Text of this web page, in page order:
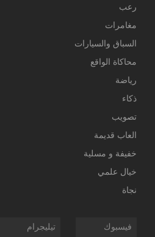
رعب
مغامرات
السباق والسيارات
محاكاة الواقع
رياضة
ذكاء
تصويب
العاب قديمة
خفيفة و مسلية
خيال علمي
نجاة
فيسبوك تيليجرام